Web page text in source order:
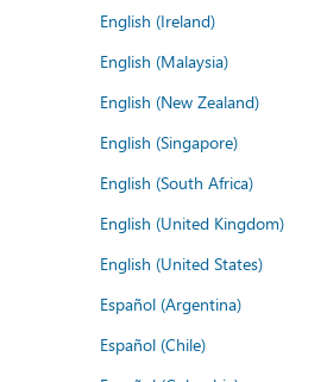
English (Ireland)
English (Malaysia)
English (New Zealand)
English (Singapore)
English (South Africa)
English (United Kingdom)
English (United States)
Español (Argentina)
Español (Chile)